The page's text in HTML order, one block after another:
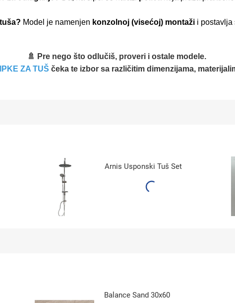
Model je namenjen konzolnoj (visećoj) montažii postavlja
🚿 Pre nego što odlučiš, proveri i ostale modele.
ZA TUŠ čeka te izbor sa različitim dimenzijama,
Arnis Usponski Tuš Set
Balance Sand 30x60